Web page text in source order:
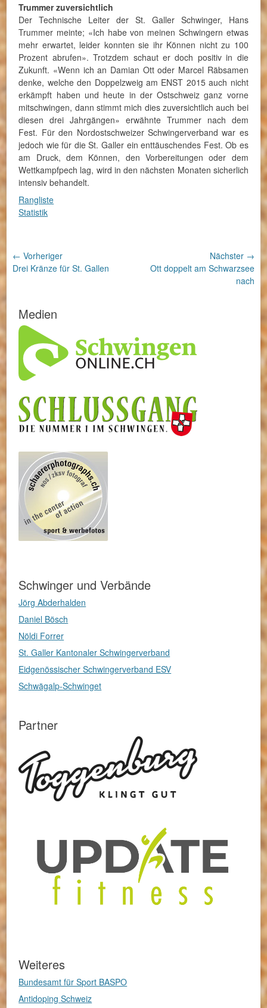
Trummer zuversichtlich
Der Technische Leiter der St. Galler Schwinger, Hans
Trummer meinte; «Ich habe von meinen Schwingern etwas
mehr erwartet, leider konnten sie ihr Können nicht zu 100
Prozent abrufen». Trotzdem schaut er doch positiv in die
Zukunft. «Wenn ich an Damian Ott oder Marcel Räbsamen
denke, welche den Doppelzweig am ENST 2015 auch nicht
erkämpft haben und heute in der Ostschweiz ganz vorne
mitschwingen, dann stimmt mich dies zuversichtlich auch bei
diesen drei Jahrgängen» erwähnte Trummer nach dem
Fest. Für den Nordostschweizer Schwingerverband war es
jedoch wie für die St. Galler ein enttäuschendes Fest. Ob es
am Druck, dem Können, den Vorbereitungen oder dem
Wettkampfpech lag, wird in den nächsten Monaten sicherlich
intensiv behandelt.
Rangliste
Statistik
Beitragsnavigation
← Vorheriger
Vorheriger
Drei Kränze für St. Gallen
Nächster →
Nächster
Ott doppelt am Schwarzsee
nach
Medien
Schwinger und Verbände
Jörg Abderhalden
Daniel Bösch
Nöldi Forrer
St. Galler Kantonaler Schwingerverband
Eidgenössischer Schwingerverband ESV
Schwägalp-Schwinget
Partner
Weiteres
Bundesamt für Sport BASPO
Antidoping Schweiz